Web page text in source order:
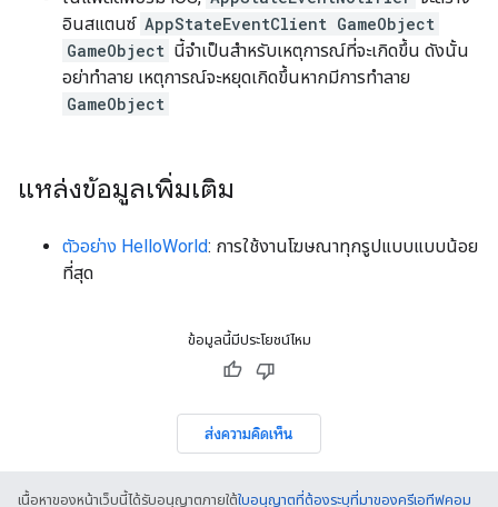
อินสแตนซ์ AppStateEventClient GameObject
GameObject นี้จำเป็นสำหรับเหตุการณ์ที่จะเกิดขึ้น ดังนั้น
อย่าทำลาย เหตุการณ์จะหยุดเกิดขึ้นหากมีการทำลาย
GameObject
แหล่งข้อมูลเพิ่มเติม
ตัวอย่าง HelloWorld: การใช้งานโฆษณาทุกรูปแบบแบบน้อย
ที่สุด
ข้อมูลนี้มีประโยชน์ไหม
ส่งความคิดเห็น
เนื้อหาของหน้าเว็บนี้ได้รับอนุญาตภายใต้ใบอนุญาตที่ต้องระบุที่มาของครีเอทีฟคอม